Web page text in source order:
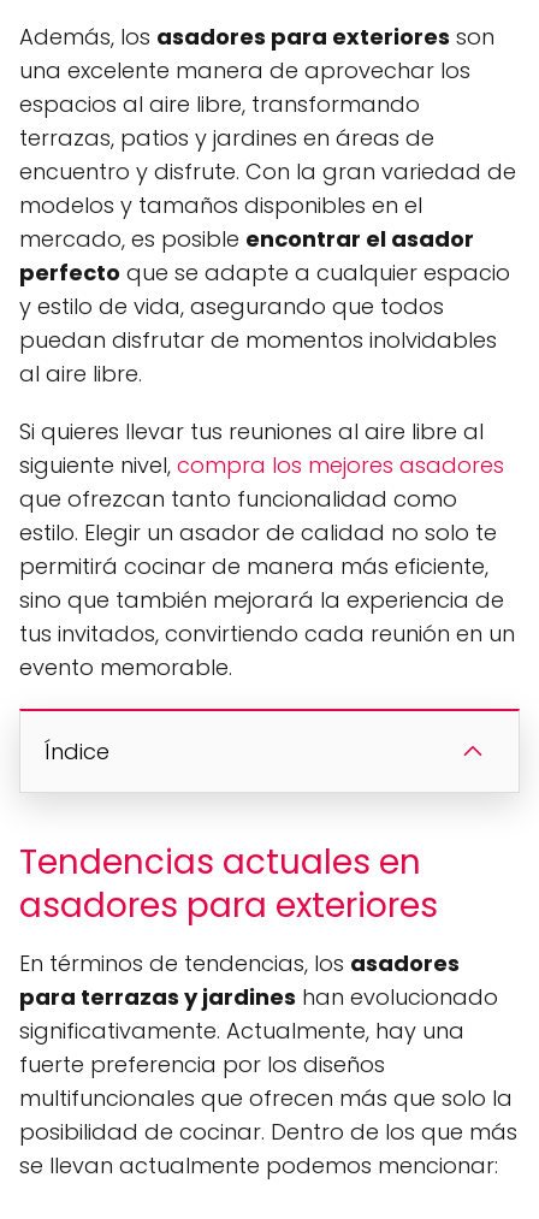
Además, los asadores para exteriores son
una excelente manera de aprovechar los
espacios al aire libre, transformando
terrazas, patios y jardines en áreas de
encuentro y disfrute. Con la gran variedad de
modelos y tamaños disponibles en el
mercado, es posible encontrar el asador
perfecto que se adapte a cualquier espacio
y estilo de vida, asegurando que todos
puedan disfrutar de momentos inolvidables
al aire libre.
Si quieres llevar tus reuniones al aire libre al
siguiente nivel, compra los mejores asadores
que ofrezcan tanto funcionalidad como
estilo. Elegir un asador de calidad no solo te
permitirá cocinar de manera más eficiente,
sino que también mejorará la experiencia de
tus invitados, convirtiendo cada reunión en un
evento memorable.
Índice
Tendencias actuales en
asadores para exteriores
En términos de tendencias, los asadores
para terrazas y jardines han evolucionado
significativamente. Actualmente, hay una
fuerte preferencia por los diseños
multifuncionales que ofrecen más que solo la
posibilidad de cocinar. Dentro de los que más
se llevan actualmente podemos mencionar: